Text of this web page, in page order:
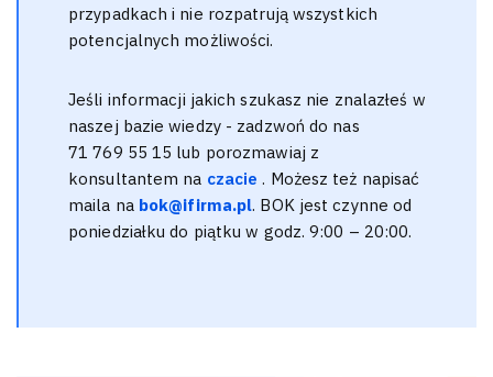
przypadkach i nie rozpatrują wszystkich
potencjalnych możliwości.
Jeśli informacji jakich szukasz nie znalazłeś w
naszej bazie wiedzy - zadzwoń do nas
71 769 55 15 lub porozmawiaj z
konsultantem na czacie. Możesz też napisać
maila na bok@ifirma.pl. BOK jest czynne od
poniedziałku do piątku w godz. 9:00 – 20:00.